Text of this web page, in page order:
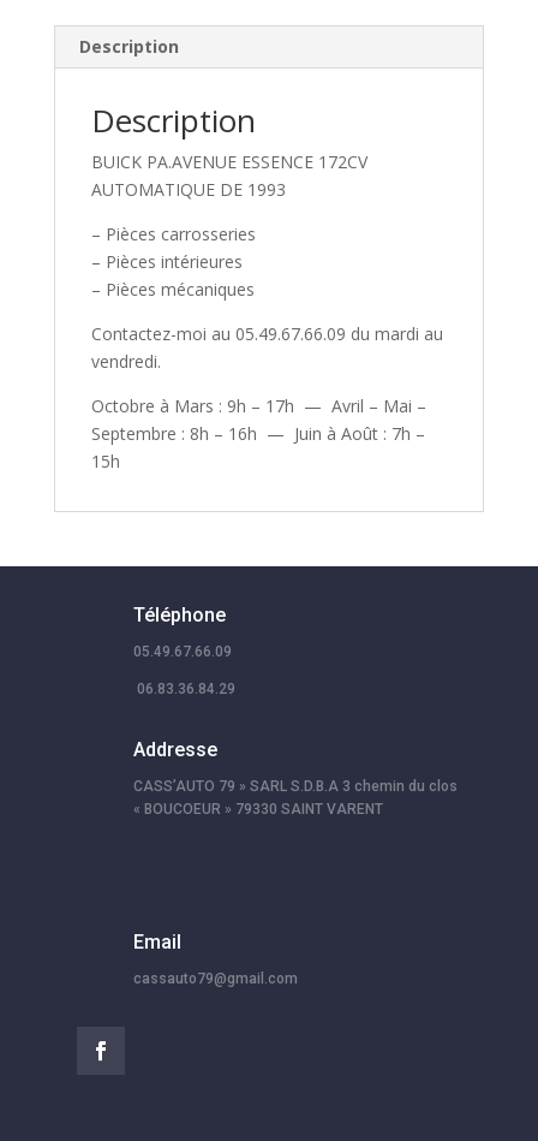
Description
Description
BUICK PA.AVENUE ESSENCE 172CV
AUTOMATIQUE DE 1993
– Pièces carrosseries
– Pièces intérieures
– Pièces mécaniques
Contactez-moi au 05.49.67.66.09 du mardi au
vendredi.
Octobre à Mars : 9h – 17h — Avril – Mai –
Septembre : 8h – 16h — Juin à Août : 7h –
15h
Téléphone
05.49.67.66.09
06.83.36.84.29
Addresse
CASS’AUTO 79 » SARL S.D.B.A 3 chemin du clos
« BOUCOEUR » 79330 SAINT VARENT
Email
cassauto79@gmail.com